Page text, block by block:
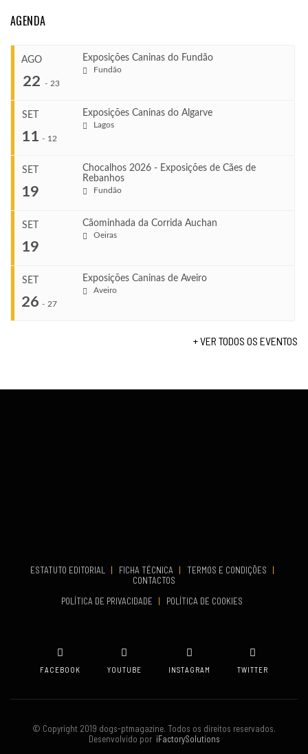
AGENDA
AGO
22 - 23
Exposições Caninas do Fundão
Fundão
Ago 22, 2026
Ago 23, 2026
VENUE
SET
11 - 12
Exposições Caninas do Algarve
Lagos
Set 11, 2026
Set 12, 2026
VENUE
SET
19
Chocalhos 2026 - Exposições de Cães de
Rebanhos
Fundão
Set 19, 2026
SET
19
Cãominhada da Corrida Auchan
Oeiras
SET
26 - 27
Exposições Caninas de Aveiro
Aveiro
+ VER TODOS OS EVENTOS
ESTATUTO EDITORIAL | FICHA TÉCNICA | TERMOS E CONDIÇÕES
|
CONTACTOS
POLÍTICA DE PRIVACIDADE
| POLÍTICA DE COOKIES
FACEBOOK YOUTUBE INSTAGRAM TWITTER
© Copyright 2019 dogs-ptmagazine. Todos os direitos reservados.
Desenvolvido poriFactorySolutions